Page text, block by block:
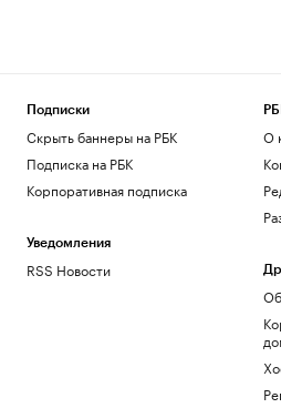
Подписки
Скрыть баннеры на РБК
Подписка на РБК
Корпоративная подписка
Уведомления
RSS Новости
О